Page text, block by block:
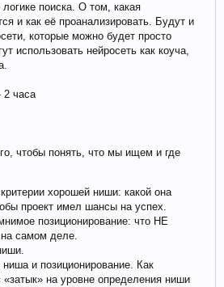
поиска. О том, какая
и как её проанализировать. Будут и
которые можно будет просто
использовать нейросеть как коуча,
2 часа
чтобы понять, что мы ищем и где
хорошей ниши: какой она
проект имел шансы на успех.
позиционирование: что НЕ
самом деле.
и позиционирование. Как
«затык» на уровне определения ниши